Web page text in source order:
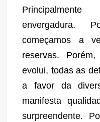
envergadura.
começamos a
reservas.
evolui, todas as
a favor da
manifesta
surpreendente.